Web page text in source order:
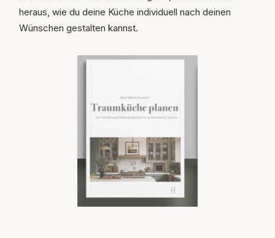
heraus, wie du deine Küche individuell nach deinen
Wünschen gestalten kannst.